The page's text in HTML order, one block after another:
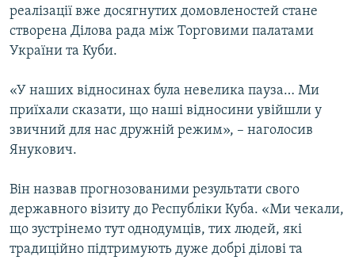
УКР
КТАТ
ДОЛУЧАЙСЯ!
Усі сайти RFE/RL
реалізації вже досягнутих домовленостей стане
створена Ділова рада між Торговими палатами
України та Куби.
«У наших відносинах була невелика пауза… Ми
приїхали сказати, що наші відносини увійшли у
звичний для нас дружній режим», – наголосив
Янукович.
Він назвав прогнозованими результати свого
державного візиту до Республіки Куба. «Ми чекали,
що зустрінемо тут однодумців, тих людей, які
традиційно підтримують дуже добрі ділові та